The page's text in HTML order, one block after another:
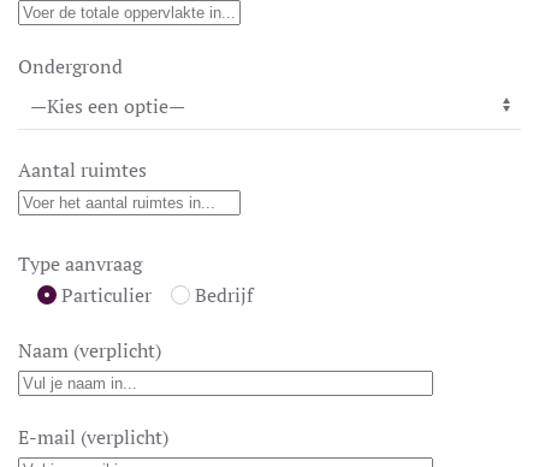
Ondergrond
Aantal ruimtes
Type aanvraag
Particulier
Bedrijf
Naam (verplicht)
E-mail (verplicht)